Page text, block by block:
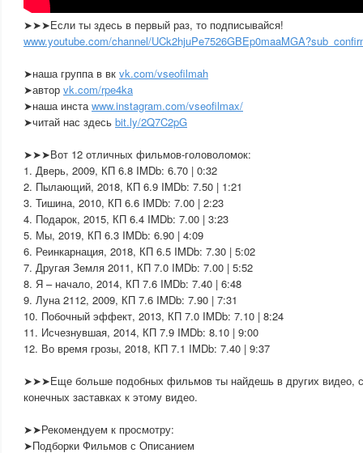
➤➤➤Если ты здесь в первый раз, то подписывайся!
www.youtube.com/channel/
➤наша группа в вк vk.com/vseofilmah
➤автор vk.com/rpe4ka
➤наша инстаwww.instagram.com/vseofilmax/
➤читай нас здесь bit.ly/2Q7C2pG
➤➤➤Вот 12 отличных фильмов-головоломок:
1. Дверь, 2009, КП 6.8 IMDb: 6.70 | 0:32
2. Пылающий, 2018, КП 6.9 IMDb: 7.50 | 1:21
3. Тишина, 2010, КП 6.6 IMDb: 7.00 | 2:23
4. Подарок, 2015, КП 6.4 IMDb: 7.00 | 3:23
5. Мы, 2019, КП 6.3 IMDb: 6.90 | 4:09
6. Реинкарнация, 2018, КП 6.5 IMDb: 7.30 | 5:02
7. Другая Земля 2011, КП 7.0 IMDb: 7.00 | 5:52
8. Я – начало, 2014, КП 7.6 IMDb: 7.40 | 6:48
9. Луна 2112, 2009, КП 7.6 IMDb: 7.90 | 7:31
10. Побочный эффект, 2013, КП 7.0 IMDb: 7.10 | 8:24
11. Исчезнувшая, 2014, КП 7.9 IMDb: 8.10 | 9:00
12. Во время грозы, 2018, КП 7.1 IMDb: 7.40 | 9:37
➤➤➤Еще больше подобных фильмов ты найдешь в других видео,
конечных заставках к этому видео.
➤➤Рекомендуем к просмотру:
➤Подборки Фильмов с Описанием